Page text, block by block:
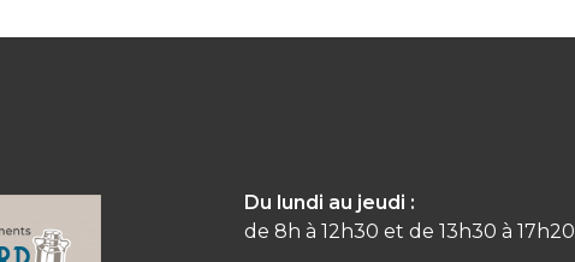
Du lundi au jeudi :
de 8h à 12h30 et de 13h30 à 17h20